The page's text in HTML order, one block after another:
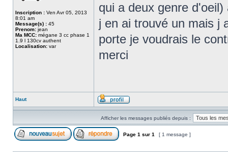
Inscription : Ven Avr 05, 2013
8:01 am
Message(s) : 45
Prenom: jean
Ma MCC: mégane 3 cc phase 1
1.9 l 130cv authent
Localisation: var
qui a deux genre
j en ai trouvé un mais j
porte je voudrais le
merci
Haut
Afficher les messages publiés depuis :
Page 1 sur 1 [ 1 message ]